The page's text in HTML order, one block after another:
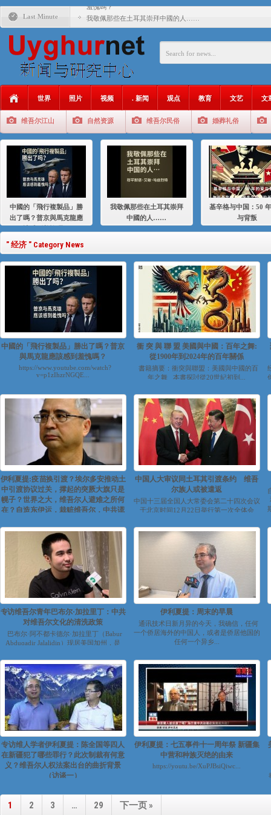
Last Minute
羞愧嗎？
我敬佩那些在土耳其崇拜中國的人……
基辛格与中国：50 年的爱与背叛
年的百年關係
大一统情结使魏京生失去理智 / 伊利夏提
伊利夏提：在自责与内疚中的挣扎
伊利夏提：消失在集中营的红衣女孩
伊利夏提：维吾尔种族灭绝
世界 照片 视频 . 新闻 观点 教育 文艺 文
维吾尔江山 自然资源 维吾尔民俗 婚葬礼俗
中國的「飛行複製品」勝
出了嗎？普京與馬克龍應
我敬佩那些在土耳其崇拜
中國的人……
基辛格与中国：50
与背叛
" 经济 " Category News
中國的「飛行複製品」勝出了嗎？普京
與馬克龍應該感到羞愧嗎？
https://www.youtube.com/watch?
v=p1zIhzrNGQE...
衝 突 與 聯 盟 美國與中國：百年之舞:
從1900年到2024年的百年關係
書籍摘要：衝突與聯盟：美國與中國的百
年之舞 本書探討從20世紀初到...
伊利夏提:疫苗换引渡？埃尔多安推动土
中引渡协议过关，撑起的突厥大旗只是
幌子？世界之大，维吾尔人避难之所何
在？自造东伊运，栽赃维吾尔，中共谎
https://www.youtube.com/watch?
v=Z99hVkXr8kw&feature=yout...
中国人大审议同土耳其引渡条约 维吾
尔族人或被遣返
中国十三届全国人大常委会第二十四次会议
于北京时间12月22日举行第一次全体会
长...
专访维吾尔青年巴布尔·加拉里丁：中共
对维吾尔文化的清洗政策
巴布尔·阿不都卡德尔·加拉里丁（Babur
Abduqadir Jalalidin）现居美国加州，是
伊利夏提：周末的早晨
通讯技术日新月异的今天，我确信，任何
一个侨居海外的中国人，或者是侨居他国的
任何一个异乡...
专访维人学者伊利夏提：陈全国等四人
在新疆犯了哪些罪行？此次制裁有何意
义？维吾尔人权法案出台的曲折背景
（访谈一）
https://youtu.be/0nnW1PAKY...
伊利夏提：七五事件十一周年祭 新疆集
中营和种族灭绝的由来
https://youtu.be/XuPJBsiQiwc...
1 2 3 … 29 下一页 »